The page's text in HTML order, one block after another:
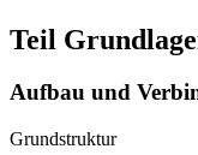
Teil
Aufbau und
Grundstruktur